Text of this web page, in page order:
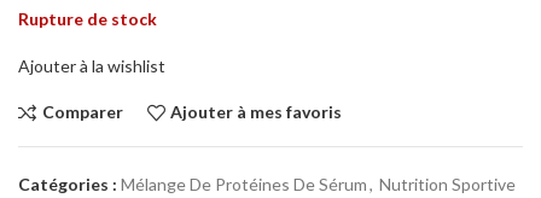
Rupture de stock
Ajouter à la wishlist
Comparer Ajouter à mes favoris
Catégories : Mélange De Protéines De Sérum, Nutrition Sportive